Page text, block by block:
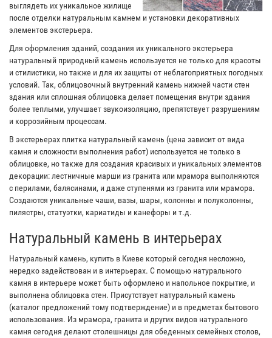
выглядеть их уникальное жилище
после отделки натуральным камнем и установки декоративных
элементов экстерьера.
Для оформления зданий, создания их уникального экстерьера
натуральный природный камень используется не только для красоты
и стилистики, но также и для их защиты от неблагоприятных погодных
условий. Так, облицовочный внутренний камень нижней части стен
здания или сплошная облицовка делает помещения внутри здания
более теплыми, улучшает звукоизоляцию, препятствует разрушениям
и коррозийным процессам.
В экстерьерах плитка натуральный камень (цена зависит от вида
камня и сложности выполнения работ) используется не только в
облицовке, но также для создания красивых и уникальных элементов
декорации: лестничные марши из гранита или мрамора выполняются
с перилами, балясинами, и даже ступенями из гранита или мрамора.
Создаются уникальные чаши, вазы, шары, колонны и полуколонны,
пилястры, статуэтки, кариатиды и канефоры и т.д.
Натуральный камень в интерьерах
Натуральный камень, купить в Киеве который сегодня несложно,
нередко задействован и в интерьерах. С помощью натурального
камня в интерьере может быть оформлено и напольное покрытие, и
выполнена облицовка стен. Присутствует натуральный камень
(каталог предложений тому подтверждение) и в предметах бытового
использования. Из мрамора, гранита и других видов натурального
камня сегодня делают столешницы для обеденных семейных столов,